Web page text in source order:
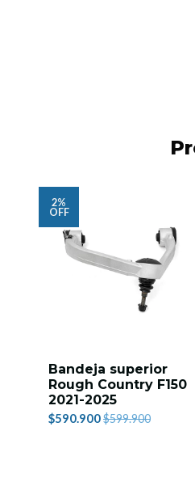
2%
OFF
Bandeja superior
Rough Country F150
2021-2025
$590.900$599.900